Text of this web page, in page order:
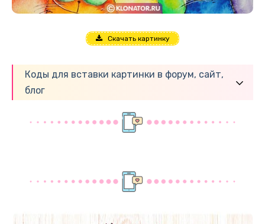
Скачать картинку
Коды для вставки картинки в форум, сайт,
блог